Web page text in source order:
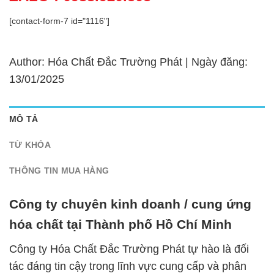
[contact-form-7 id="1116"]
Author: Hóa Chất Đắc Trường Phát | Ngày đăng:
13/01/2025
MÔ TẢ
TỪ KHÓA
THÔNG TIN MUA HÀNG
Công ty chuyên kinh doanh / cung ứng
hóa chất tại Thành phố Hồ Chí Minh
Công ty Hóa Chất Đắc Trường Phát tự hào là đối
tác đáng tin cậy trong lĩnh vực cung cấp và phân